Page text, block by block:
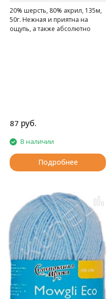
20% шерсть, 80% акрил, 135м,
50г. Нежная и приятна на
ощупь, а также абсолютно
87 руб.
В наличии
Подробнее